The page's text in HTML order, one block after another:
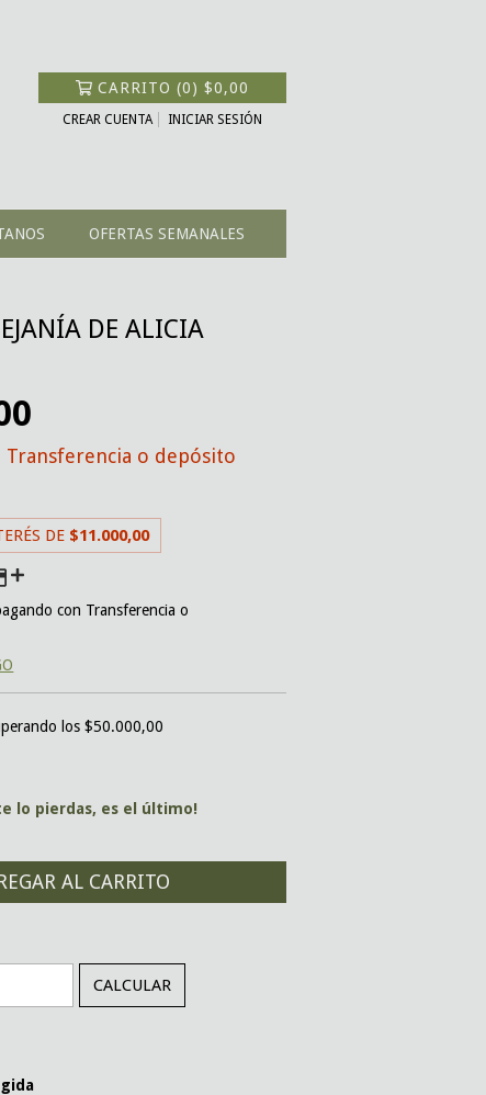
CARRITO (0)$0,00
CREAR CUENTA INICIAR SESIÓN
OFERTAS SEMANALES
DE ALICIA
Transferencia o depósito
DE $11.000,00
con Transferencia o
los $50.000,00
lo pierdas, es el último!
CALCULAR